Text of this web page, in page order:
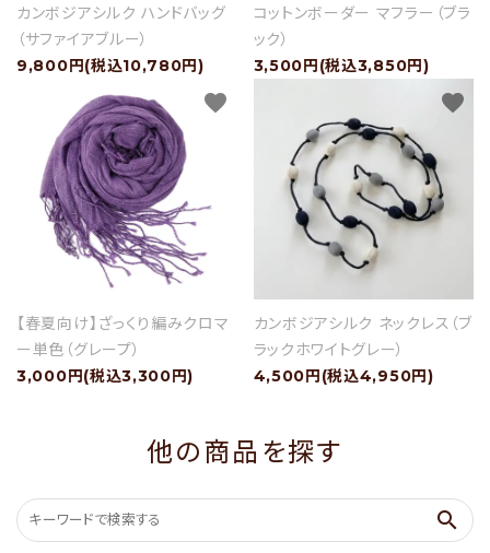
カンボジアシルク ハンドバッグ
（サファイアブルー）
9,800円(税込10,780円)
コットンボーダー マフラー（ブラ
ック）
3,500円(税込3,850円)
【春夏向け】ざっくり編みクロマ
ー単色（グレープ）
3,000円(税込3,300円)
favorite
カンボジアシルク ネックレス（ブ
ラックホワイトグレー）
4,500円(税込4,950円)
favorite
他の商品を探す
search